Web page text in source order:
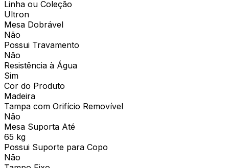
Linha ou Coleção
Ultron
Mesa Dobrável
Não
Possui Travamento
Não
Resistência à Água
Sim
Cor do Produto
Madeira
Tampa com Orifício Removível
Não
Mesa Suporta Até
65 kg
Possui Suporte para Copo
Não